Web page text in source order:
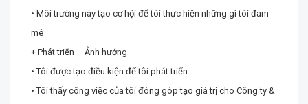
• Môi trường này tạo cơ hội để tôi thực hiện những gì tôi đam
mê
+ Phát triển – Ảnh hưởng
• Tôi được tạo điều kiện để tôi phát triển
• Tôi thấy công việc của tôi đóng góp tạo giá trị cho Công ty &